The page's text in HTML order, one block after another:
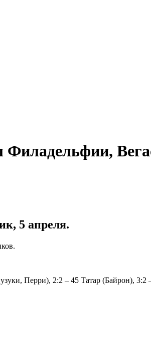
5 апреля.
Перри), 2:2 – 45 Татар (Байрон),